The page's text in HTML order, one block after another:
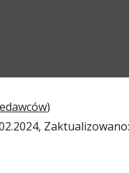
)
, Zaktualizowano: